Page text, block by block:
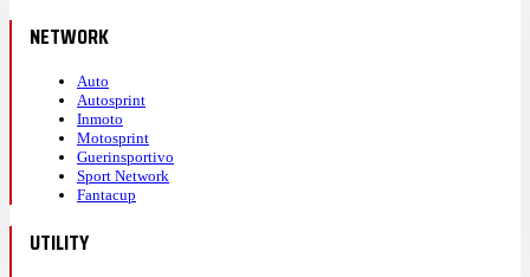
NETWORK
Auto
Autosprint
Inmoto
Motosprint
Guerinsportivo
Sport Network
Fantacup
UTILITY